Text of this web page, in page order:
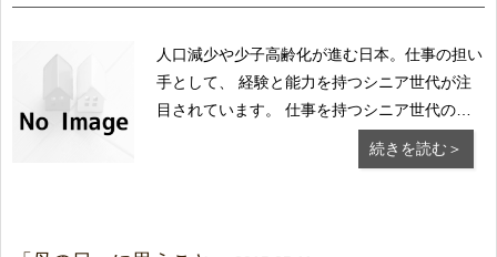
人口減少や少子高齢化が進む日本。仕事の担い
手として、 経験と能力を持つシニア世代が注
目されています。 仕事を持つシニア世代の割
合を都道府県別で見てみると、 1位 長野県、
2位 山梨県、 3位 静岡県、 そして4位
...
続きを読む＞